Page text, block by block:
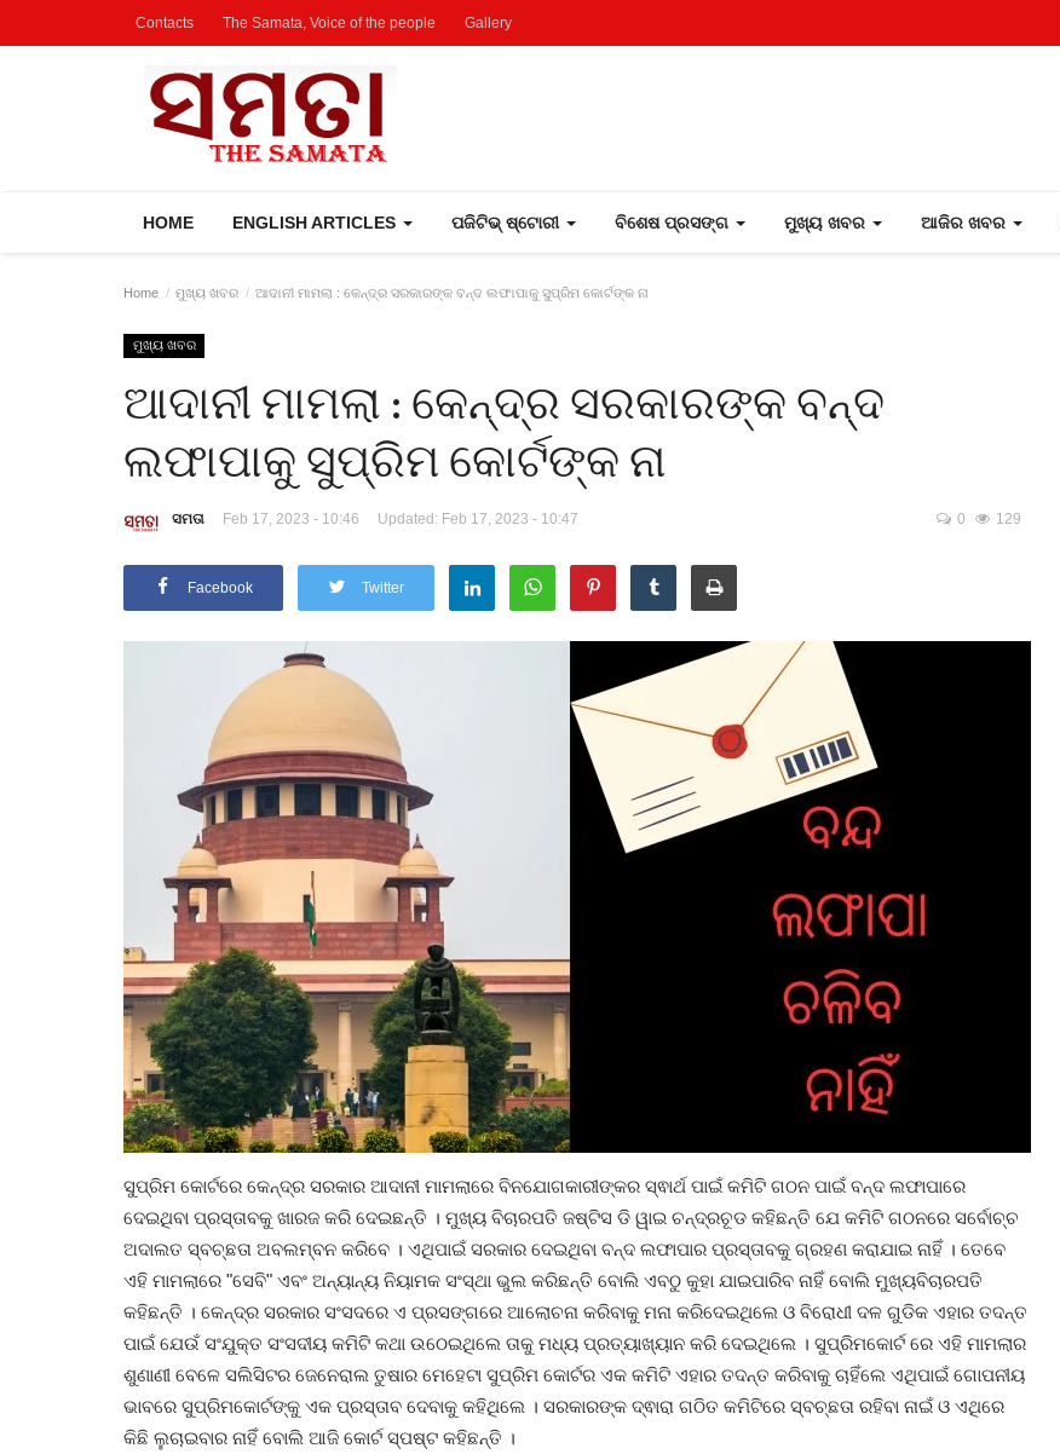
Contacts The Samata, Voice of the people Gallery
HOME ENGLISH ARTICLES ପଜିଟିଭ୍ ଷ୍ଟୋରୀ ବିଶେଷ ପ୍ରସଙ୍ଗ ମୁଖ୍ୟ ଖବର ଆଜିର ଖବର
Home ମୁଖ୍ୟ ଖବର ଆଦାନୀ ମାମଲା : କେନ୍ଦ୍ର ସରକାରଙ୍କ ବନ୍ଦ ଲଫାପାକୁ ସୁପ୍ରିମ କୋର୍ଟଙ୍କ ନା
ମୁଖ୍ୟ ଖବର
ଆଦାନୀ ମାମଲା : କେନ୍ଦ୍ର ସରକାରଙ୍କ ବନ୍ଦ
ଲଫାପାକୁ ସୁପ୍ରିମ କୋର୍ଟଙ୍କ ନା
ସମତା Feb 17, 2023 - 10:46 Updated: Feb 17, 2023 - 10:47 0 129
Facebook Twitter
ସୁପ୍ରିମ କୋର୍ଟରେ କେନ୍ଦ୍ର ସରକାର ଆଦାନୀ ମାମଲାରେ ବିନଯୋଗକାରୀଙ୍କର ସ୍ଵାର୍ଥ ପାଇଁ କମିଟି ଗଠନ ପାଇଁ ବନ୍ଦ ଲଫାପାରେ
ଦେଇଥିବା ପ୍ରସ୍ତାବକୁ ଖାରଜ କରି ଦେଇଛନ୍ତି । ମୁଖ୍ୟ ବିଚାରପତି ଜଷ୍ଟିସ ଡି ୱାଇ ଚନ୍ଦ୍ରଚୂଡ କହିଛନ୍ତି ଯେ କମିଟି ଗଠନରେ ସର୍ବୋଚ୍ଚ
ଅଦାଲତ ସ୍ବଚ୍ଛତା ଅବଲମ୍ବନ କରିବେ । ଏଥିପାଇଁ ସରକାର ଦେଇଥିବା ବନ୍ଦ ଲଫାପାର ପ୍ରସ୍ତାବକୁ ଗ୍ରହଣ କରାଯାଇ ନାହିଁ । ତେବେ
ଏହି ମାମଲାରେ "ସେବି" ଏବଂ ଅନ୍ୟାନ୍ୟ ନିୟାମକ ସଂସ୍ଥା ଭୁଲ କରିଛନ୍ତି ବୋଲି ଏବଠୁ କୁହା ଯାଇପାରିବ ନାହିଁ ବୋଲି ମୁଖ୍ୟବିଚାରପତି
କହିଛନ୍ତି । କେନ୍ଦ୍ର ସରକାର ସଂସଦରେ ଏ ପ୍ରସଙ୍ଗରେ ଆଲୋଚନା କରିବାକୁ ମନା କରିଦେଇଥିଲେ ଓ ବିରୋଧୀ ଦଳ ଗୁଡିକ ଏହାର ତଦନ୍ତ
ପାଇଁ ଯେଉଁ ସଂଯୁକ୍ତ ସଂସଦୀୟ କମିଟି କଥା ଉଠେଇଥିଲେ ତାକୁ ମଧ୍ୟ ପ୍ରତ୍ୟାଖ୍ୟାନ କରି ଦେଇଥିଲେ । ସୁପ୍ରିମକୋର୍ଟ ରେ ଏହି ମାମଲାର
ଶୁଣାଣୀ ବେଳେ ସଲିସିଟର ଜେନେରାଲ ତୁଷାର ମେହେଟା ସୁପ୍ରିମ କୋର୍ଟର ଏକ କମିଟି ଏହାର ତଦନ୍ତ କରିବାକୁ ଚାହିଁଲେ ଏଥିପାଇଁ ଗୋପନୀୟ
ଭାବରେ ସୁପ୍ରିମକୋର୍ଟଙ୍କୁ ଏକ ପ୍ରସ୍ତାବ ଦେବାକୁ କହିଥିଲେ । ସରକାରଙ୍କ ଦ୍ଵାରା ଗଠିତ କମିଟିରେ ସ୍ବଚ୍ଛତା ରହିବା ନାଇଁ ଓ ଏଥିରେ
କିଛି ଲୁଚାଇବାର ନାହିଁ ବୋଲି ଆଜି କୋର୍ଟ ସ୍ପଷ୍ଟ କହିଛନ୍ତି ।